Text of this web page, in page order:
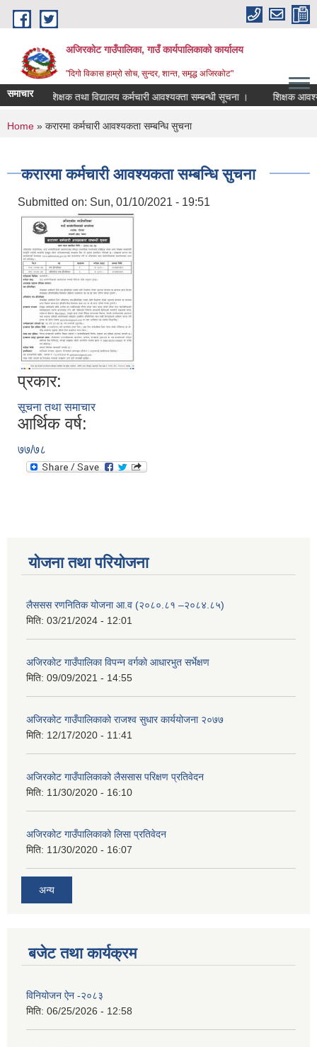
Skip to main content
अजिरकोट गाउँपालिका, गाउँ कार्यपालिकाको कार्यालय
"दिगो विकास हाम्रो सोच, सुन्दर, शान्त, समृद्ध अजिरकोट"
समाचारशिक्षक तथा विद्यालय कर्मचारी आवश्यक्ता सम्बन्धी सूचना । शिक्षक
You are here
Home » करारमा कर्मचारी आवश्यकता सम्बन्धि सुचना
करारमा कर्मचारी आवश्यकता सम्बन्धि सुचना
Submitted on: Sun, 01/10/2021 - 19:51
प्रकार:
सूचना तथा समाचार
आर्थिक वर्ष:
७७/७८
योजना तथा परियोजना
लैससस रणनितिक योजना आ.व (२०८०.८१ –२०८४.८५)
मिति: 03/21/2024 - 12:01
अजिरकाेट गाउँपालिका विपन्न वर्गकाे आधारभुत सर्भेक्षण
मिति: 09/09/2021 - 14:55
अजिरकोट गाउँपालिकाको राजश्व सुधार कार्ययोजना २०७७
मिति: 12/17/2020 - 11:41
अजिरकोट गाउँपालिकाको लैससास परिक्षण प्रतिवेदन
मिति: 11/30/2020 - 16:10
अजिरकोट गाउँपालिकाको लिसा प्रतिवेदन
मिति: 11/30/2020 - 16:07
अन्य
बजेट तथा कार्यक्रम
विनियोजन ऐन -२०८३
मिति: 06/25/2026 - 12:58